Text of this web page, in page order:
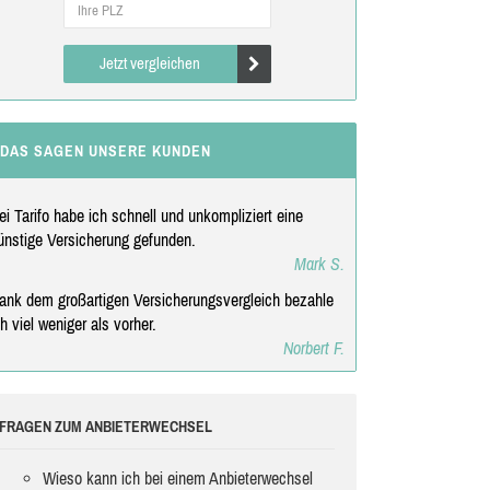
Jetzt vergleichen
DAS SAGEN UNSERE KUNDEN
Tarifo habe ich schnell und unkompliziert eine
Versicherung gefunden.
Mark S.
dem großartigen Versicherungsvergleich bezahle
viel weniger als vorher.
Norbert F.
FRAGEN ZUM ANBIETERWECHSEL
Wieso kann ich bei einem Anbieterwechsel